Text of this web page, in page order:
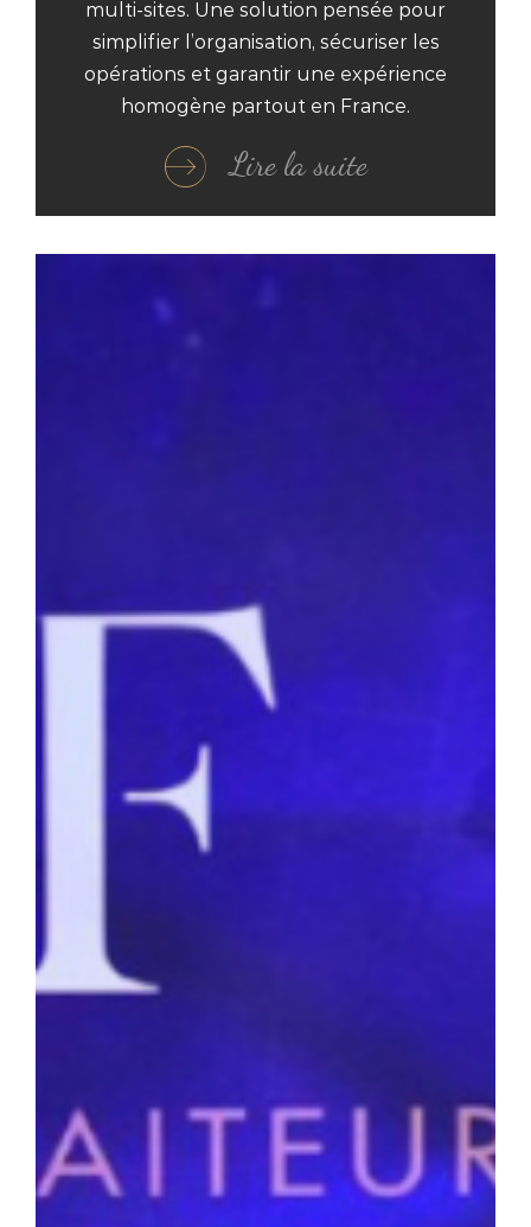
multi‑sites. Une solution pensée pour
simplifier l’organisation, sécuriser les
opérations et garantir une expérience
homogène partout en France.
Lire la suite